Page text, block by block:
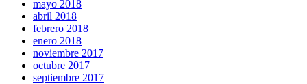
mayo 2018
abril 2018
febrero 2018
enero 2018
noviembre 2017
octubre 2017
septiembre 2017